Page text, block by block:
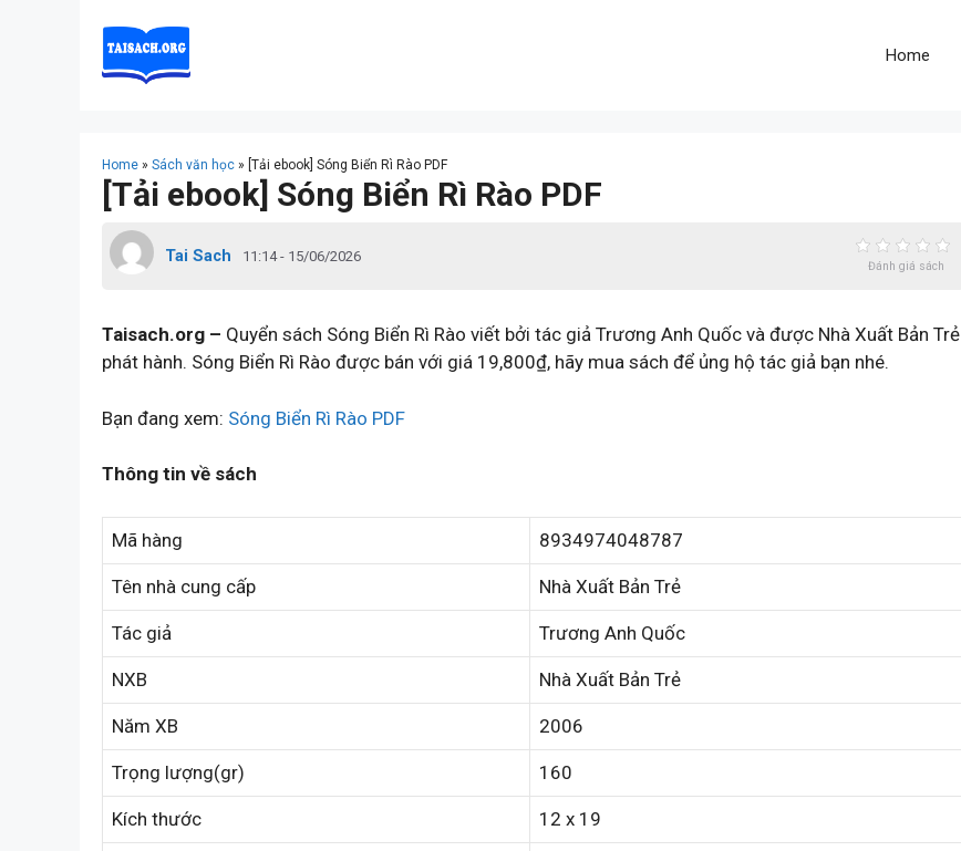
Home
Home » Sách văn học » [Tải ebook] Sóng Biển Rì Rào PDF
[Tải ebook] Sóng Biển Rì Rào PDF
Tai Sach 11:14 - 15/06/2026
Đánh giá sách
Taisach.org – Quyển sách Sóng Biển Rì Rào viết bởi tác giả Trương Anh Quốc và được Nhà Xuất Bản Trẻ
phát hành. Sóng Biển Rì Rào được bán với giá 19,800₫, hãy mua sách để ủng hộ tác giả bạn nhé.
Bạn đang xem: Sóng Biển Rì Rào PDF
Thông tin về sách
Mã hàng 8934974048787
Tên nhà cung cấp Nhà Xuất Bản Trẻ
Tác giả Trương Anh Quốc
NXB Nhà Xuất Bản Trẻ
Năm XB 2006
Trọng lượng(gr) 160
Kích thước 12 x 19